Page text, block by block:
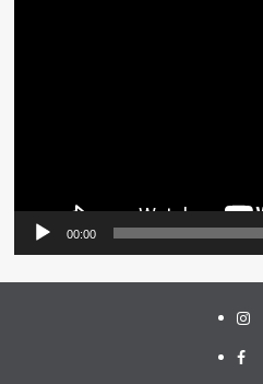
00:00